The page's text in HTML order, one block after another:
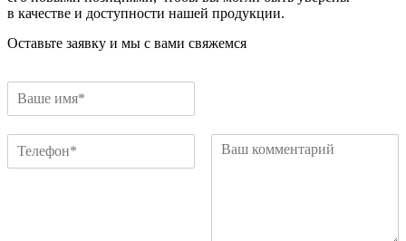
в качестве и доступности нашей продукции.
Оставьте заявку и мы с вами свяжемся